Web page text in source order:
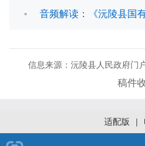
信息来源：沅陵县人民政府门
稿件
适配版